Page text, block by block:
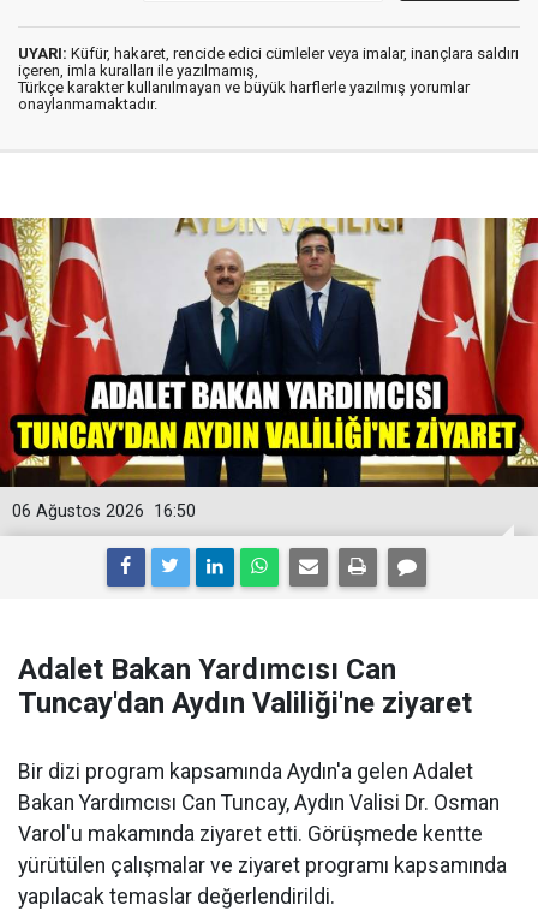
UYARI: Küfür, hakaret, rencide edici cümleler veya imalar, inançlara saldırı
içeren, imla kuralları ile yazılmamış,
Türkçe karakter kullanılmayan ve büyük harflerle yazılmış yorumlar
onaylanmamaktadır.
16:50
06 Ağustos 2026
Adalet Bakan Yardımcısı Can
Tuncay'dan Aydın Valiliği'ne ziyaret
Bir dizi program kapsamında Aydın'a gelen Adalet
Bakan Yardımcısı Can Tuncay, Aydın Valisi Dr. Osman
Varol'u makamında ziyaret etti. Görüşmede kentte
yürütülen çalışmalar ve ziyaret programı kapsamında
yapılacak temaslar değerlendirildi.